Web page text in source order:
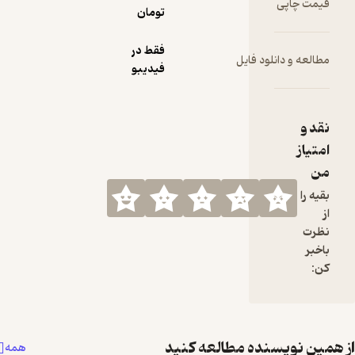
فایل
فقط در
فیدیبو
مطالعه کنید